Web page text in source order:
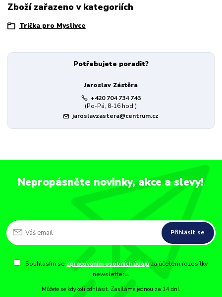
Zboží zařazeno v kategoriích
Trička pro Myslivce
Potřebujete poradit?
Jaroslav Zástěra
+420 704 734 743
(Po-Pá, 8-16 hod.)
jaroslavzastera@centrum.cz
Nepropásněte novinky, akce a slevy!
Přihlásit se
Souhlasím se zpracováním osobních údajů za účelem rozesílky
newsletteru.
Můžete se kdykoli odhlásit. Zasíláme jednou za 14 dní.